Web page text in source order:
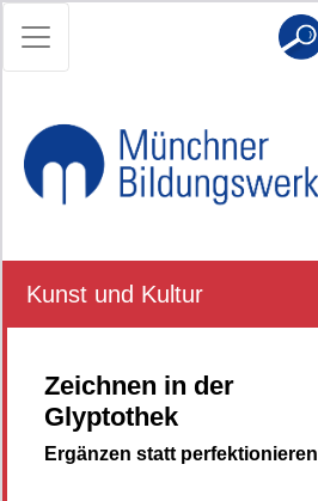
Kunst und Kultur
Zeichnen in der
Glyptothek
Ergänzen statt perfektionieren